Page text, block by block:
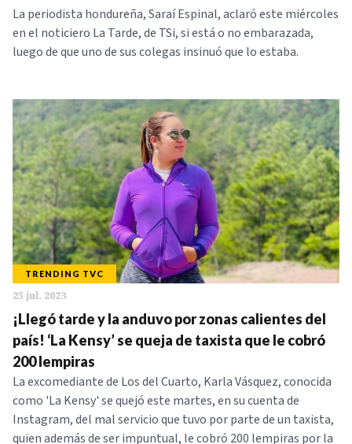
La periodista hondureña, Saraí Espinal, aclaró este miércoles
en el noticiero La Tarde, de TSi, si está o no embarazada,
luego de que uno de sus colegas insinuó que lo estaba.
TRENDING TVC
25 jul. 2023
¡Llegó tarde y la anduvo por zonas calientes del
país! ‘La Kensy’ se queja de taxista que le cobró
200 lempiras
La excomediante de Los del Cuarto, Karla Vásquez, conocida
como 'La Kensy' se quejó este martes, en su cuenta de
Instagram, del mal servicio que tuvo por parte de un taxista,
quien además de ser impuntual, le cobró 200 lempiras por la